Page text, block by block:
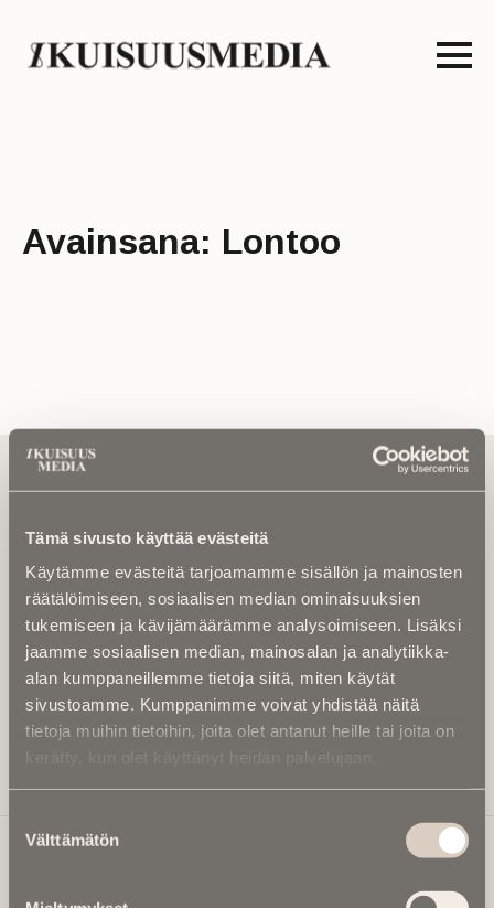
Tämä sivusto käyttää evästeitä
Käytämme evästeitä tarjoamamme sisällön ja mainosten
räätälöimiseen, sosiaalisen median ominaisuuksien
tukemiseen ja kävijämäärämme analysoimiseen. Lisäksi
jaamme sosiaalisen median, mainosalan ja analytiikka-
alan kumppaneillemme tietoja siitä, miten käytät
sivustoamme. Kumppanimme voivat yhdistää näitä
tietoja muihin tietoihin, joita olet antanut heille tai joita on
kerätty, kun olet käyttänyt heidän palvelujaan.
valinta
Välttämätön
Avainsana: Lontoo
Tilaa uutiskirje - Pääset heti parhaiden
artikkelien pariin!
Kirjoita alle sähköpostiosoitteesi niin saat kaksi kertaa
etteivät kiinnostavat artikkelit jää huomaamatta.
Uutiskirje on maksuton eikä se velvoita mihinkään.
Kirjoita tähän sähköpostiosoite, johon haluat uutiskirjeen
tulevan:
Tilaa Uutiskirje
Ikuisuusmedia